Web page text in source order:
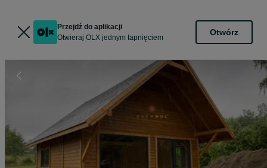
Przejdź do aplikacji
Otwieraj OLX jednym tapnięciem
Otwórz